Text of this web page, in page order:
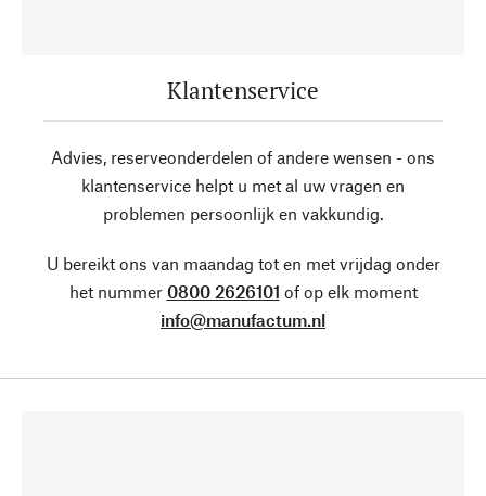
Klantenservice
Advies, reserveonderdelen of andere wensen - ons
klantenservice helpt u met al uw vragen en
problemen persoonlijk en vakkundig.
U bereikt ons van maandag tot en met vrijdag onder
het nummer 0800 2626101 of op elk moment
info@manufactum.nl